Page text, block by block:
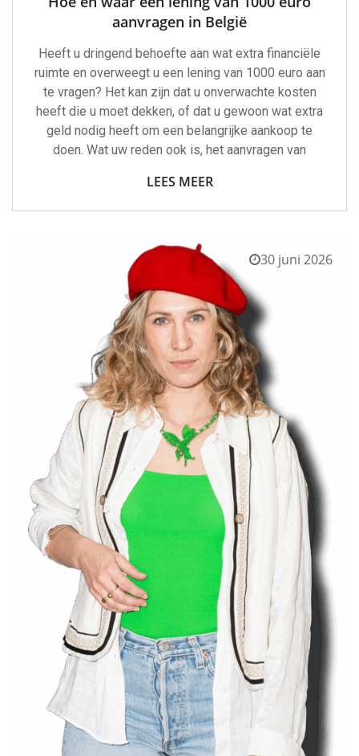
aanvragen in België
Heeft u dringend behoefte aan wat extra financiële
ruimte en overweegt u een lening van 1000 euro aan
te vragen? Het kan zijn dat u onverwachte kosten
heeft die u moet dekken, of dat u gewoon wat extra
geld nodig heeft om een ​​belangrijke aankoop te
doen. Wat uw reden ook is, het aanvragen van
LEES MEER
30 juni 2026